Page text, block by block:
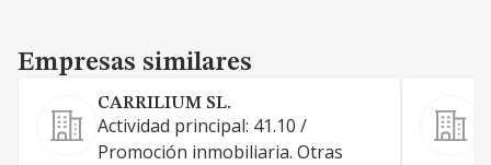
Empresas similares
Empresas similares
CARRILIUM SL.
Actividad principal: 41.10 /
Promoción inmobiliaria. Otras